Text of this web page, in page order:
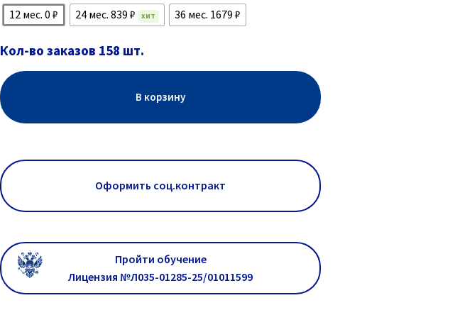
12 мес. 0 ₽
24 мес. 839 ₽ ХИТ 36 мес. 1679 ₽
Кол-во заказов 158 шт.
В корзину
Оформить соц.контракт
Пройти обучение
Лицензия №Л035-01285-25/01011599